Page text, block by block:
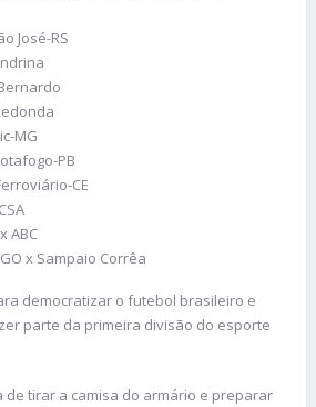
José-RS
MG
PB
CE
ABC
x Sampaio Corrêa
democratizar o futebol brasileiro e
parte da primeira divisão do esporte
de tirar a camisa do armário e preparar